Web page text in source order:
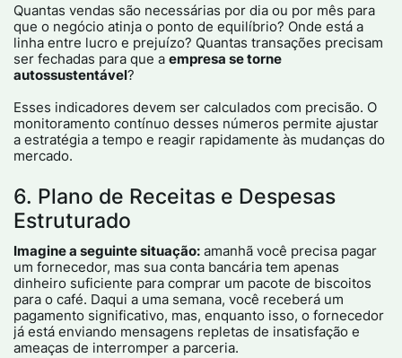
Quantas vendas são necessárias por dia ou por mês para
que o negócio atinja o ponto de equilíbrio? Onde está a
linha entre lucro e prejuízo? Quantas transações precisam
ser fechadas para que aempresa se torne
autossustentável?
Esses indicadores devem ser calculados com precisão. O
monitoramento contínuo desses números permite ajustar
a estratégia a tempo e reagir rapidamente às mudanças do
mercado.
6. Plano de Receitas e Despesas
Estruturado
Imagine a seguinte situação: amanhã você precisa pagar
um fornecedor, mas sua conta bancária tem apenas
dinheiro suficiente para comprar um pacote de biscoitos
para o café. Daqui a uma semana, você receberá um
pagamento significativo, mas, enquanto isso, o fornecedor
já está enviando mensagens repletas de insatisfação e
ameaças de interromper a parceria.